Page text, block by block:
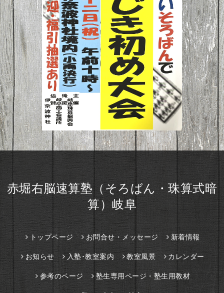
赤堀右脳速算塾（そろばん・珠算式暗
算）岐阜
トップページ お問合せ・メッセージ 新着情報
お知らせ 入塾･教室案内 教室風景 カレンダー
参考のページ 塾生専用ページ・塾生用教材